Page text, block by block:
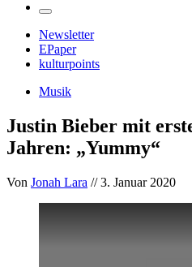
Newsletter
EPaper
kulturpoints
Musik
Justin Bieber mit
Jahren: „Yummy“
Von Jonah Lara // 3. Januar 2020